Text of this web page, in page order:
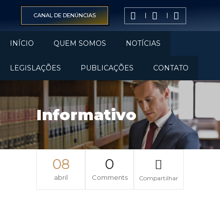
CANAL DE DENÚNCIAS
INÍCIO QUEM SOMOS NOTÍCIAS
LEGISLAÇÕES PUBLICAÇÕES CONTATO
Informativo
08
abril
0
Comments Compartilhar